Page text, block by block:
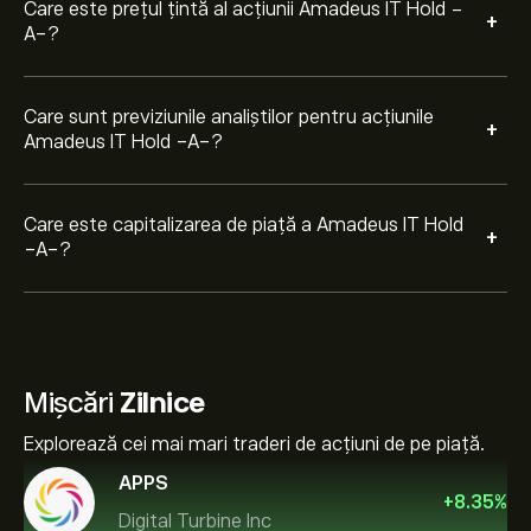
Care este prețul țintă al acțiunii Amadeus IT Hold -
A-?
+
Care sunt previziunile analiștilor pentru acțiunile
Amadeus IT Hold -A-?
+
Care este capitalizarea de piață a Amadeus IT Hold
-A-?
+
Mișcări Zilnice
Explorează cei mai mari traderi de acțiuni de pe piață.
APPS
Digital Turbine Inc
+8.35%